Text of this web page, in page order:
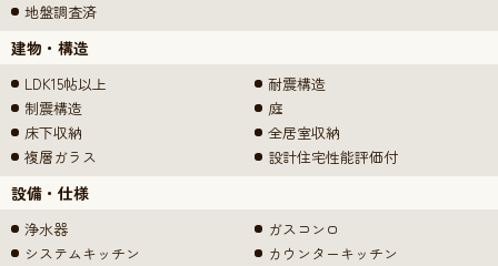
地盤調査済
建物・構造
LDK15帖以上
耐震構造
制震構造
庭
床下収納
全居室収納
複層ガラス
設計住宅性能評価付
設備・仕様
浄水器
ガスコンロ
システムキッチン
カウンターキッチン